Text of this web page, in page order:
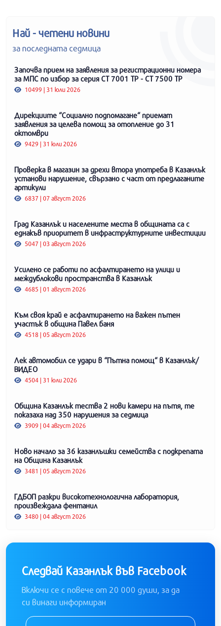
Най - четени новини
за последната седмица
Започва прием на заявления за регистрационни номера
за МПС по избор за серия СТ 7001 ТР - СТ 7500 ТР
10499 | 31 юли 2026
Дирекциите “Социално подпомагане“ приемат
заявления за целева помощ за отопление до 31
октомври
9429 | 31 юли 2026
Проверка в магазин за дрехи втора употреба в Казанлък
установи нарушение, свързано с част от предлаганите
артикули
6837 | 07 август 2026
Град Казанлък и населените места в общината са с
еднакъв приоритет в инфраструктурните инвестиции
5047 | 03 август 2026
Усилено се работи по асфалтирането на улици и
междублокови пространства в Казанлък
4685 | 01 август 2026
Към своя край е асфалтирането на важен пътен
участък в община Павел баня
4518 | 05 август 2026
Лек автомобил се удари в “Пътна помощ“ в Казанлък/
ВИДЕО
4504 | 31 юли 2026
Община Казанлък тества 2 нови камери на пътя, те
показаха над 350 нарушения за седмица
3909 | 04 август 2026
Ново начало за 36 казанлъшки семейства с подкрепата
на Община Казанлък
3481 | 05 август 2026
ГДБОП разкри високотехнологична лаборатория,
произвеждала фентанил
3480 | 04 август 2026
Следвай Казанлък във Facebook
Включи се с повече от 20 000 души, за да
си винаги информиран